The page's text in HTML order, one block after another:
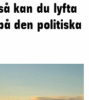
kan du lyfta
den politiska